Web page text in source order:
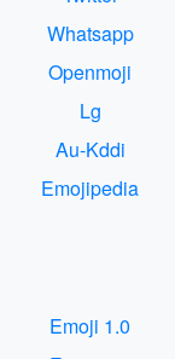
Whatsapp
Openmoji
Lg
Au-Kddi
Emojipedia
Emoji 1.0